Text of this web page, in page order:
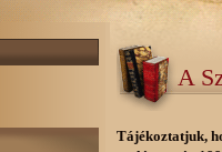
A
Tájékoztatjuk,